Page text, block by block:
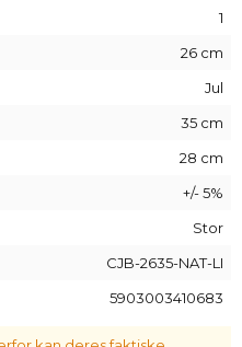
Arrangementet af de
1
26 cm
Jul
35 cm
28 cm
+/- 5%
Stor
CJB-2635-NAT-LI
5903003410683